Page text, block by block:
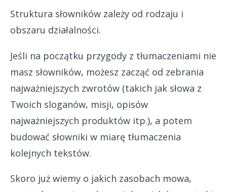
Struktura słowników zależy od rodzaju i
obszaru działalności.
Jeśli na początku przygody z tłumaczeniami nie
masz słowników, możesz zacząć od zebrania
najważniejszych zwrotów (takich jak słowa z
Twoich sloganów, misji, opisów
najważniejszych produktów itp.), a potem
budować słowniki w miarę tłumaczenia
kolejnych tekstów.
Skoro już wiemy o jakich zasobach mowa,